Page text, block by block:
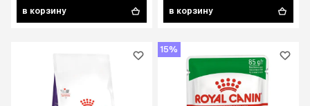
в корзину в корзину
15%